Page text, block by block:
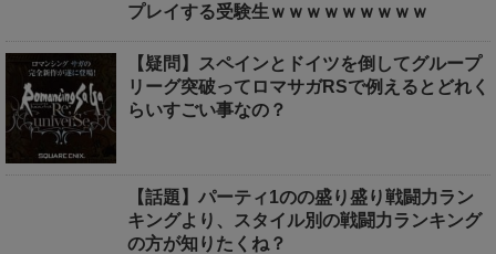
プレイする受験生ｗｗｗｗｗｗｗｗｗ
【疑問】スペインとドイツを倒してグループ
リーグ突破ってロマサガRSで例えるとどれく
らいすごい事なの？
【話題】パーティ1のの盛り盛り戦闘力ラン
キングより、スタイル別の戦闘力ランキング
の方が知りたくね？